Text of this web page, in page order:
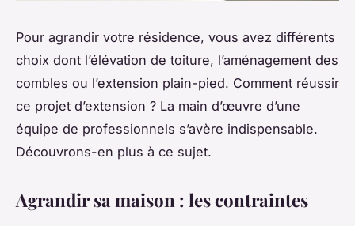
Pour agrandir votre résidence, vous avez différents
choix dont l’élévation de toiture, l’aménagement des
combles ou l’extension plain-pied. Comment réussir
ce projet d’extension ? La main d’œuvre d’une
équipe de professionnels s’avère indispensable.
Découvrons-en plus à ce sujet.
Agrandir sa maison : les contraintes